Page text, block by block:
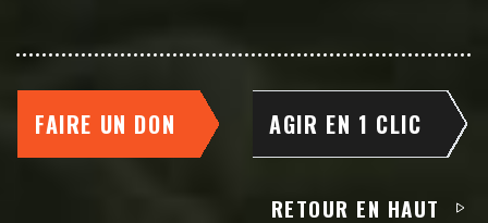
FAIRE UN DON AGIR EN 1 CLIC
RETOUR EN HAUT